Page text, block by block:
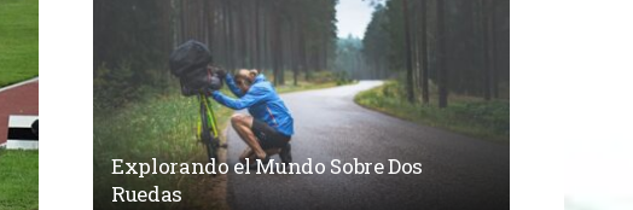
Explorando el Mundo Sobre Dos
Ruedas